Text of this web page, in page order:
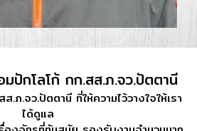
ปักโลโก้ กก.สส.ภ.จว.ปัตตานี
.จว.ปัตตานี ที่ให้ความไว้วางใจให้เรา
ได้ดูแล